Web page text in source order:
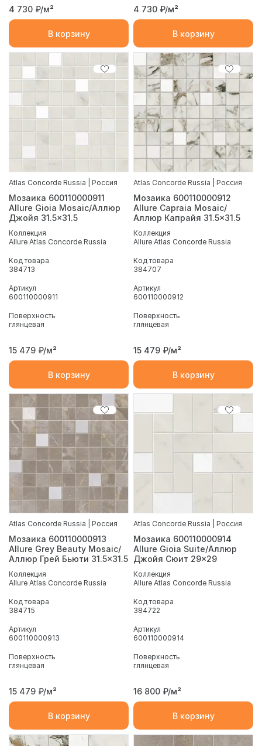
4 730 ₽/м²
В корзину
4 730 ₽/м²
В корзину
Atlas Concorde Russia | Россия
Мозаика 600110000911
Allure Gioia Mosaic/Аллюр
Джойя 31.5x31.5
Коллекция
Allure Atlas Concorde Russia
Код товара
384713
Артикул
600110000911
Поверхность
глянцевая
15 479 ₽/м²
В корзину
Atlas Concorde Russia | Россия
Мозаика 600110000912
Allure Capraia Mosaic/
Аллюр Капрайя 31.5x31.5
Коллекция
Allure Atlas Concorde Russia
Код товара
384707
Артикул
600110000912
Поверхность
глянцевая
15 479 ₽/м²
В корзину
Atlas Concorde Russia | Россия
Мозаика 600110000913
Allure Grey Beauty Mosaic/
Аллюр Грей Бьюти 31.5x31.5
Коллекция
Allure Atlas Concorde Russia
Код товара
384715
Артикул
600110000913
Поверхность
глянцевая
15 479 ₽/м²
В корзину
Atlas Concorde Russia | Россия
Мозаика 600110000914
Allure Gioia Suite/Аллюр
Джойя Сюит 29x29
Коллекция
Allure Atlas Concorde Russia
Код товара
384722
Артикул
600110000914
Поверхность
глянцевая
16 800 ₽/м²
В корзину